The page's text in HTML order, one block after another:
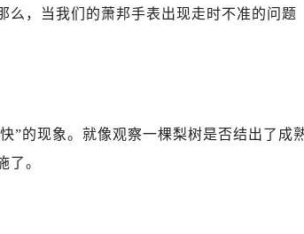
么，当我们的萧邦手表出现走时不准的问题
”的现象。就像观察一棵梨树是否结出了成
了。